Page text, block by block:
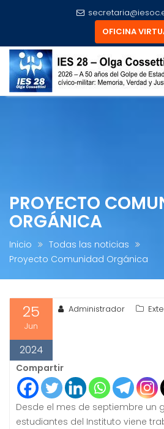
OFICINA
PROYECTO
ORGÁNICA
Inicio
Todas las noticias
Proyecto Comunidad Orgánica
25
Jun
2024
Administrador
Compartir
Desde el mes de septiembre un
estudiantes del Instituto viene